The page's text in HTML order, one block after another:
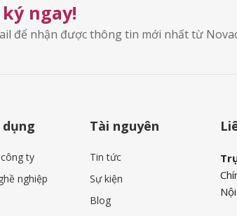
ngay!
để nhận được thông tin mới nhất từ
dụng
ty
nghiệp
Tài nguyên
Tin tức
Sự kiện
Blog
Nội